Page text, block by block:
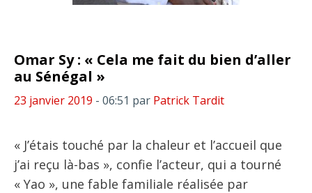
Omar Sy : « Cela me fait du bien d’aller
au Sénégal »
23 janvier 2019 - 06:51 par Patrick Tardit
« J’étais touché par la chaleur et l’accueil que
j’ai reçu là-bas », confie l’acteur, qui a tourné
« Yao », une fable familiale réalisée par